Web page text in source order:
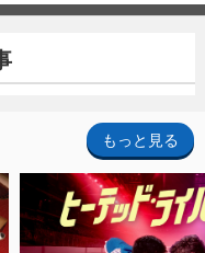
もっと見る